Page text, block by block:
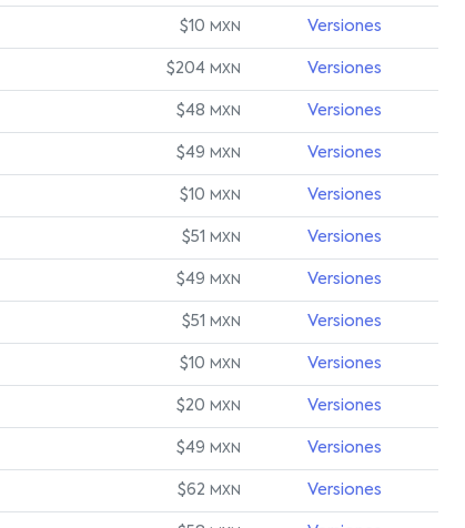
$10 MXN Versiones
$204 MXN Versiones
$48 MXN Versiones
$49 MXN Versiones
$10 MXN Versiones
$51 MXN Versiones
$49 MXN Versiones
$51 MXN Versiones
$10 MXN Versiones
$20 MXN Versiones
$49 MXN Versiones
$62 MXN Versiones